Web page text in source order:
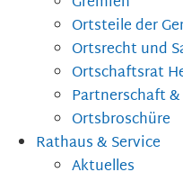
Ortsteile der
Ortsrecht und
Ortschaftsrat
Partnerschaft
Ortsbroschüre
Rathaus & Service
Aktuelles